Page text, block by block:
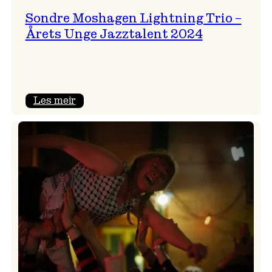
Sondre Moshagen Lightning Trio –
Årets Unge Jazztalent 2024
Les meir:
Lightning
Trio
–
Årets
Unge
Jazztalent
2024